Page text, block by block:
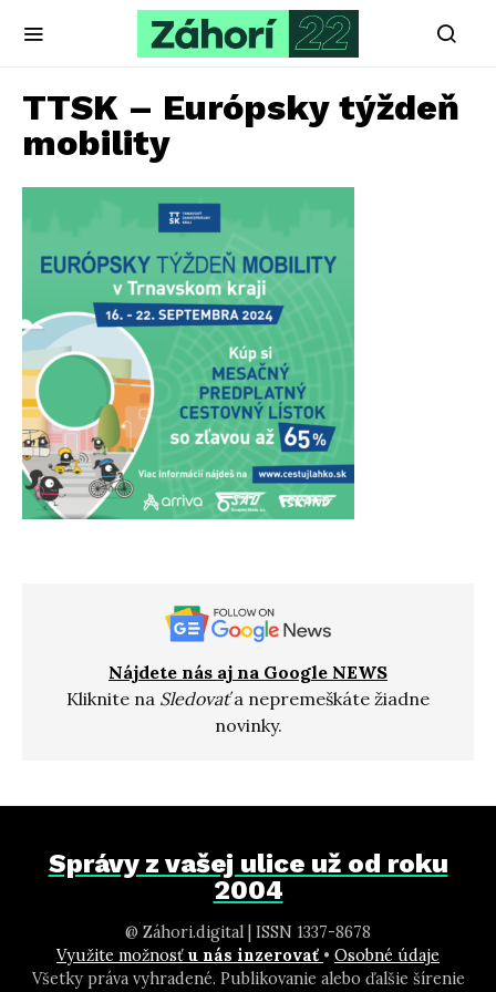
TTSK – Európsky týždeň
mobility
Nájdete nás aj na Google NEWS
Kliknite na Sledovaťa nepremeškáte žiadne
novinky.
Správy z vašej ulice už od roku
2004
@ Záhori.digital | ISSN 1337-8678
Využite možnosť u nás inzerovať • Osobné údaje
Všetky práva vyhradené. Publikovanie alebo ďalšie šírenie